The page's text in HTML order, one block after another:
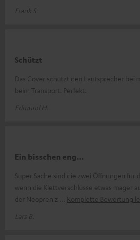
Frank S.
Schützt
Das Cover schützt den Lautsprecher bei
beim Transport. Perfekt.
Edmund H.
Ein bisschen eng...
Super Sache sind die zwei Öffnungen für
wenn die Klettverschlüsse etwas mager
der Neopren z
Komplette Bewertung
Lars B.